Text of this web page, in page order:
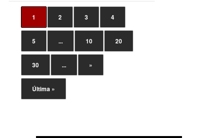
1 2 3 4
5 ... 10 20
30 ... »
Última »